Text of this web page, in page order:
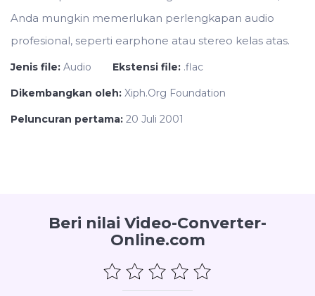
Anda mungkin memerlukan perlengkapan audio
profesional, seperti earphone atau stereo kelas atas.
Jenis file: Audio Ekstensi file: .flac
Dikembangkan oleh: Xiph.Org Foundation
Peluncuran pertama: 20 Juli 2001
Beri nilai Video-Converter-
Online.com